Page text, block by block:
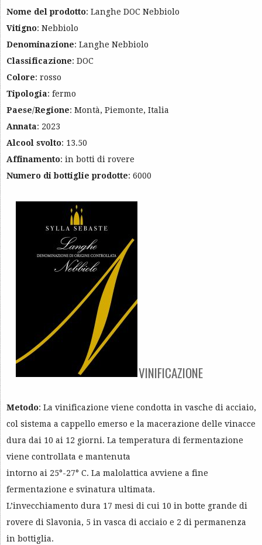
Nome del prodotto: Langhe DOC Nebbiolo
Vitigno: Nebbiolo
Denominazione: Langhe Nebbiolo
Classificazione: DOC
Colore: rosso
Tipologia: fermo
Paese/Regione: Montà, Piemonte, Italia
Annata: 2023
Alcool svolto: 13.50
Affinamento: in botti di rovere
Numero di bottiglie prodotte: 6000
VINIFICAZIONE
Metodo: La vinificazione viene condotta in vasche di acciaio,
col sistema a cappello emerso e la macerazione delle vinacce
dura dai 10 ai 12 giorni. La temperatura di fermentazione
viene controllata e mantenuta
intorno ai 25°-27° C. La malolattica avviene a fine
fermentazione e svinatura ultimata.
L’invecchiamento dura 17 mesi di cui 10 in botte grande di
rovere di Slavonia, 5 in vasca di acciaio e 2 di permanenza
in bottiglia.